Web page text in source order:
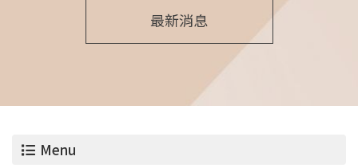
最新消息
Menu